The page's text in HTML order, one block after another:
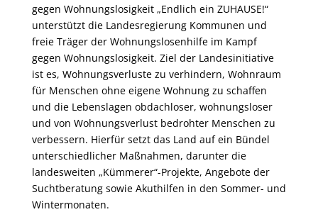
gegen Wohnungslosigkeit „Endlich ein ZUHAUSE!“
unterstützt die Landesregierung Kommunen und
freie Träger der Wohnungslosenhilfe im Kampf
gegen Wohnungslosigkeit. Ziel der Landesinitiative
ist es, Wohnungsverluste zu verhindern, Wohnraum
für Menschen ohne eigene Wohnung zu schaffen
und die Lebenslagen obdachloser, wohnungsloser
und von Wohnungsverlust bedrohter Menschen zu
verbessern. Hierfür setzt das Land auf ein Bündel
unterschiedlicher Maßnahmen, darunter die
landesweiten „Kümmerer“-Projekte, Angebote der
Suchtberatung sowie Akuthilfen in den Sommer- und
Wintermonaten.